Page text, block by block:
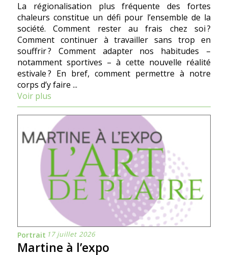
La régionalisation plus fréquente des fortes
chaleurs constitue un défi pour l’ensemble de la
société. Comment rester au frais chez soi ?
Comment continuer à travailler sans trop en
souffrir ? Comment adapter nos habitudes –
notamment sportives – à cette nouvelle réalité
estivale ? En bref, comment permettre à notre
corps d’y faire ...
Voir plus
Portrait 17 juillet 2026
Martine à l’expo